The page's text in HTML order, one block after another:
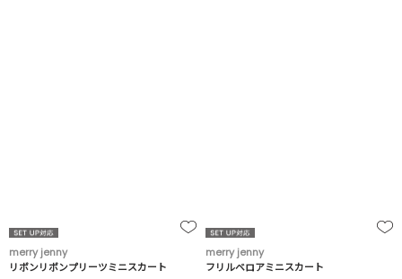
merry jenny
リボンリボンプリーツミニスカート
merry jenny
フリルベロアミニスカート